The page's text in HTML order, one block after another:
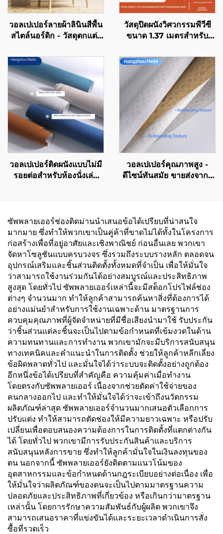
วอลเปเปอร์ลายผ้าลินินสีพื้น
สไตล์นอร์ดิก - วัสดุตกแต่ง
ผนังด้านหลังโซฟาในห้องนั่ง
เล่น มีหลายสีให้เลือก
วัสดุปิดผนังวิศวกรรมพีวีซี
ขนาด 1.37 เมตรสำหรับ
วัสดุปิดผนังทนไฟ ผู้ผลิต ผ้า
ไม่ทอ 2.8 เมตร
วอลเปเปอร์ติดผนังแบบไม่มี
รอยต่อสำหรับห้องนั่งเล่น
โดยตรงจากผู้ผลิต
วอลเปเปอร์คุณภาพสูง -
ดีไซน์ทันสมัย ขายส่งจากผู้
หนาขึ้นและกันน้ำได้ เหมาะ
สำหรับตกแต่งผนังหลังบ้าน
รายละเอียดขั้นต่ำในการสั่ง
ซื้อ: 30 ตารางเมตร ราย
ละเอียดการบรรจุ: ฟองน้ำ
และผ้าใบ
ซัพพลายเออร์ช่องติดม่านนำเสนอข้อได้เปรียบที่น่าสนใจ
มากมาย ซึ่งทำให้พวกเขาเป็นคู่ค้าที่ขาดไม่ได้ทั้งในโครงการ
ก่อสร้างเพื่อที่อยู่อาศัยและเชิงพาณิชย์ ก่อนอื่นเลย พวกเขา
จัดหาโซลูชันแบบครบวงจร ซึ่งรวมถึงระบบรางหลัก ตลอดจน
อุปกรณ์เสริมและชิ้นส่วนติดตั้งทั้งหมดที่จำเป็น เพื่อให้มั่นใจ
ว่าสามารถใช้งานร่วมกันได้อย่างสมบูรณ์และประสิทธิภาพ
สูงสุด โดยทั่วไป ซัพพลายเออร์เหล่านี้จะมีสต็อกโปรไฟล์ช่อง
ต่างๆ จำนวนมาก ทำให้ลูกค้าสามารถค้นหาสิ่งที่ต้องการได้
อย่างแม่นยำสำหรับการใช้งานเฉพาะด้าน มาตรฐานการ
ควบคุมคุณภาพที่ผู้จัดจำหน่ายที่มีชื่อเสียงนำมาใช้ รับประกัน
ว่าชิ้นส่วนแต่ละชิ้นจะเป็นไปตามข้อกำหนดที่เข้มงวดในด้าน
ความทนทานและการทำงาน พวกเขามักจะมีบริการสนับสนุน
ทางเทคนิคและคำแนะนำในการติดตั้ง ช่วยให้ลูกค้าหลีกเลี่ยง
ข้อผิดพลาดทั่วไป และมั่นใจได้ว่าระบบจะติดตั้งอย่างถูกต้อง
อีกหนึ่งข้อได้เปรียบที่สำคัญคือ ความคุ้มค่าเมื่อทำงาน
โดยตรงกับซัพพลายเออร์ เนื่องจากช่วยตัดค่าใช้จ่ายของ
คนกลางออกไป และทำให้มั่นใจได้ว่าจะเข้าถึงนวัตกรรม
ผลิตภัณฑ์ล่าสุด ซัพพลายเออร์จำนวนมากเสนอตัวเลือกการ
ปรับแต่ง ทำให้สามารถตัดช่องให้มีความยาวเฉพาะ หรือปรับ
เปลี่ยนเพื่อตอบสนองความต้องการในการติดตั้งที่แตกต่างกัน
ได้ โดยทั่วไป พวกเขามีการรับประกันสินค้าและบริการ
สนับสนุนหลังการขาย ซึ่งทำให้ลูกค้ามั่นใจในเงินลงทุนของ
ตน นอกจากนี้ ซัพพลายเออร์ยังติดตามแนวโน้มของ
อุตสาหกรรมและข้อกำหนดด้านกฎระเบียบอย่างต่อเนื่อง เพื่อ
ให้มั่นใจว่าผลิตภัณฑ์ของตนจะเป็นไปตามมาตรฐานความ
ปลอดภัยและประสิทธิภาพที่เกี่ยวข้อง หรือเกินกว่ามาตรฐาน
เหล่านั้น โดยการรักษาความสัมพันธ์กับผู้ผลิต พวกเขาจึง
สามารถเสนอราคาที่แข่งขันได้และระยะเวลาดำเนินการสั่ง
ซื้อที่รวดเร็ว